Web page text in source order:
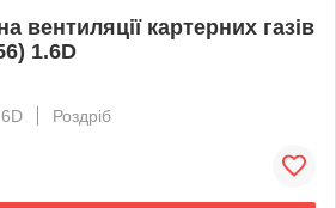
вентиляції картерних газів
1.6D
Роздріб